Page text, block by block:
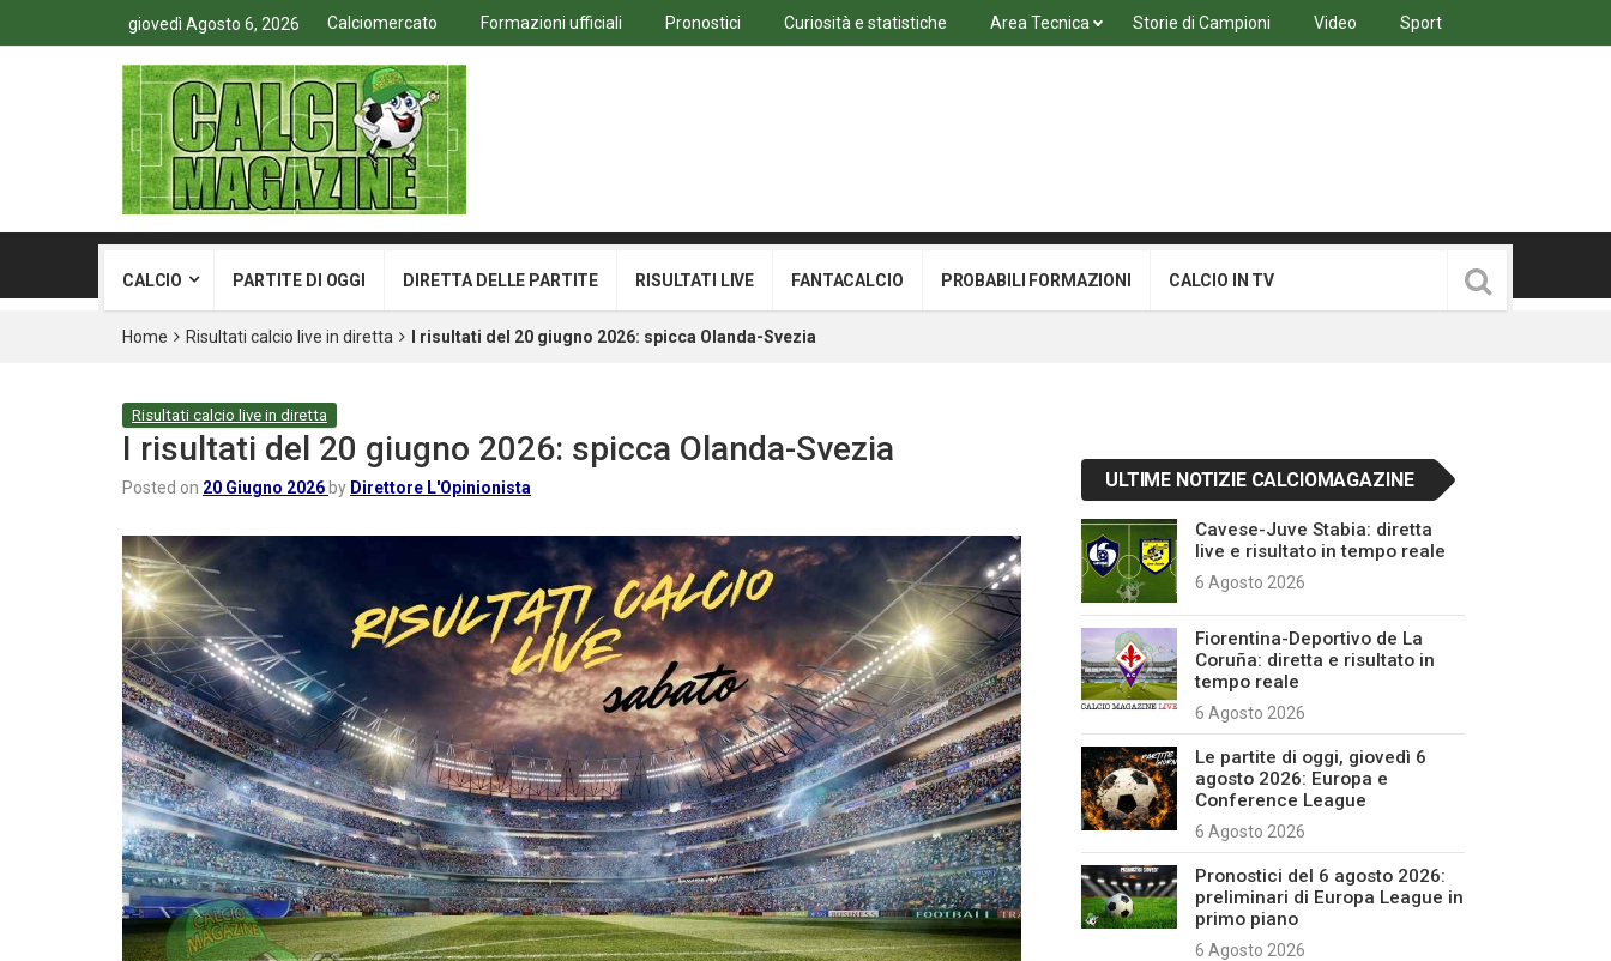
giovedì Agosto 6, 2026 Calciomercato Formazioni ufficiali Pronostici Curiosità e statistiche Area Tecnica Storie di Campioni Video Sport
CALCIO PARTITE DI OGGI DIRETTA DELLE PARTITE RISULTATI LIVE FANTACALCIO PROBABILI FORMAZIONI CALCIO IN TV
Home Risultati calcio live in diretta I risultati del 20 giugno 2026: spicca Olanda-Svezia
Risultati calcio live in diretta
I risultati del 20 giugno 2026: spicca Olanda-Svezia
Posted on 20 Giugno 2026 by Direttore L'Opinionista ULTIME NOTIZIE CALCIOMAGAZINE
Cavese-Juve Stabia: diretta
live e risultato in tempo reale
6 Agosto 2026
Fiorentina-Deportivo de La
Coruña: diretta e risultato in
tempo reale
6 Agosto 2026
Le partite di oggi, giovedì 6
agosto 2026: Europa e
Conference League
6 Agosto 2026
Pronostici del 6 agosto 2026:
preliminari di Europa League in
primo piano
6 Agosto 2026